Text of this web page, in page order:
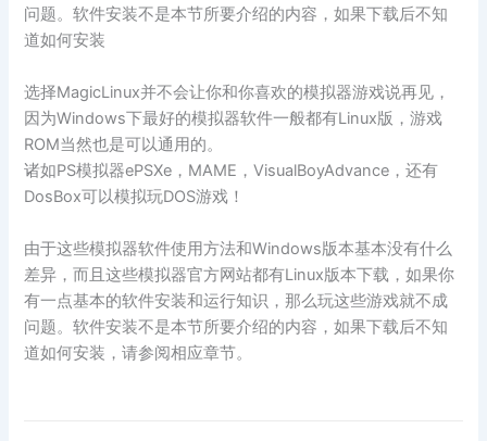
问题。软件安装不是本节所要介绍的内容，如果下载后不知
道如何安装
选择MagicLinux并不会让你和你喜欢的模拟器游戏说再见，
因为Windows下最好的模拟器软件一般都有Linux版，游戏
ROM当然也是可以通用的。
诸如PS模拟器ePSXe，MAME，VisualBoyAdvance，还有
DosBox可以模拟玩DOS游戏！
由于这些模拟器软件使用方法和Windows版本基本没有什么
差异，而且这些模拟器官方网站都有Linux版本下载，如果你
有一点基本的软件安装和运行知识，那么玩这些游戏就不成
问题。软件安装不是本节所要介绍的内容，如果下载后不知
道如何安装，请参阅相应章节。